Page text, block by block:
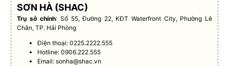
SƠN HÀ (SHAC)
Trụ sở chính: Số 55, Đường 22, KĐT Waterfront City, Phường Lê
Chân, TP. Hải Phòng
Điện thoại: 0225.2222.555
Hotline: 0906.222.555
Email:sonha@shac.vn